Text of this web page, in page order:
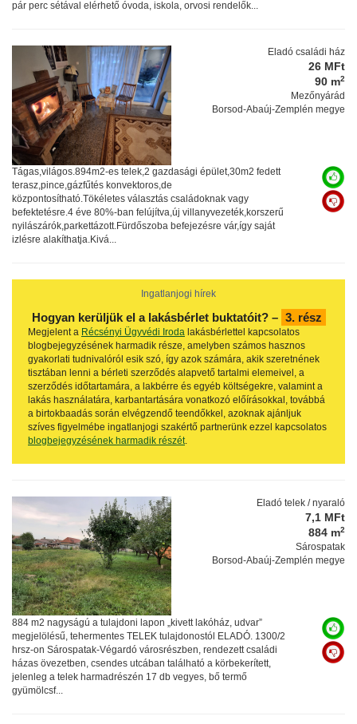
pár perc sétával elérhető óvoda, iskola, orvosi rendelők...
Eladó családi ház
26 MFt
90 m2
Mezőnyárád
Borsod-Abaúj-Zemplén megye
Tágas,világos.894m2-es telek,2 gazdasági épület,30m2 fedett
terasz,pince,gázfűtés konvektoros,de
központosítható.Tökéletes választás családoknak vagy
befektetésre.4 éve 80%-ban felújítva,új villanyvezeték,korszerű
nyilászárók,parkettázott.Fürdőszoba befejezésre vár,így saját
izlésre alakíthatja.Kivá...
Ingatlanjogi hírek
Hogyan kerüljük el a lakásbérlet buktatóit? – 3. rész
Megjelent a Récsényi Ügyvédi Iroda lakásbérlettel kapcsolatos
blogbejegyzésének harmadik része, amelyben számos hasznos
gyakorlati tudnivalóról esik szó, így azok számára, akik szeretnének
tisztában lenni a bérleti szerződés alapvető tartalmi elemeivel, a
szerződés időtartamára, a lakbérre és egyéb költségekre, valamint a
lakás használatára, karbantartására vonatkozó előírásokkal, továbbá
a birtokbaadás során elvégzendő teendőkkel, azoknak ajánljuk
szíves figyelmébe ingatlanjogi szakértő partnerünk ezzel kapcsolatos
blogbejegyzésének harmadik részét.
Eladó telek / nyaraló
7,1 MFt
884 m2
Sárospatak
Borsod-Abaúj-Zemplén megye
884 m2 nagyságú a tulajdoni lapon „kivett lakóház, udvar”
megjelölésű, tehermentes TELEK tulajdonostól ELADÓ. 1300/2
hrsz-on Sárospatak-Végardó városrészben, rendezett családi
házas övezetben, csendes utcában található a körbekerített,
jelenleg a telek harmadrészén 17 db vegyes, bő termő
gyümölcsf...